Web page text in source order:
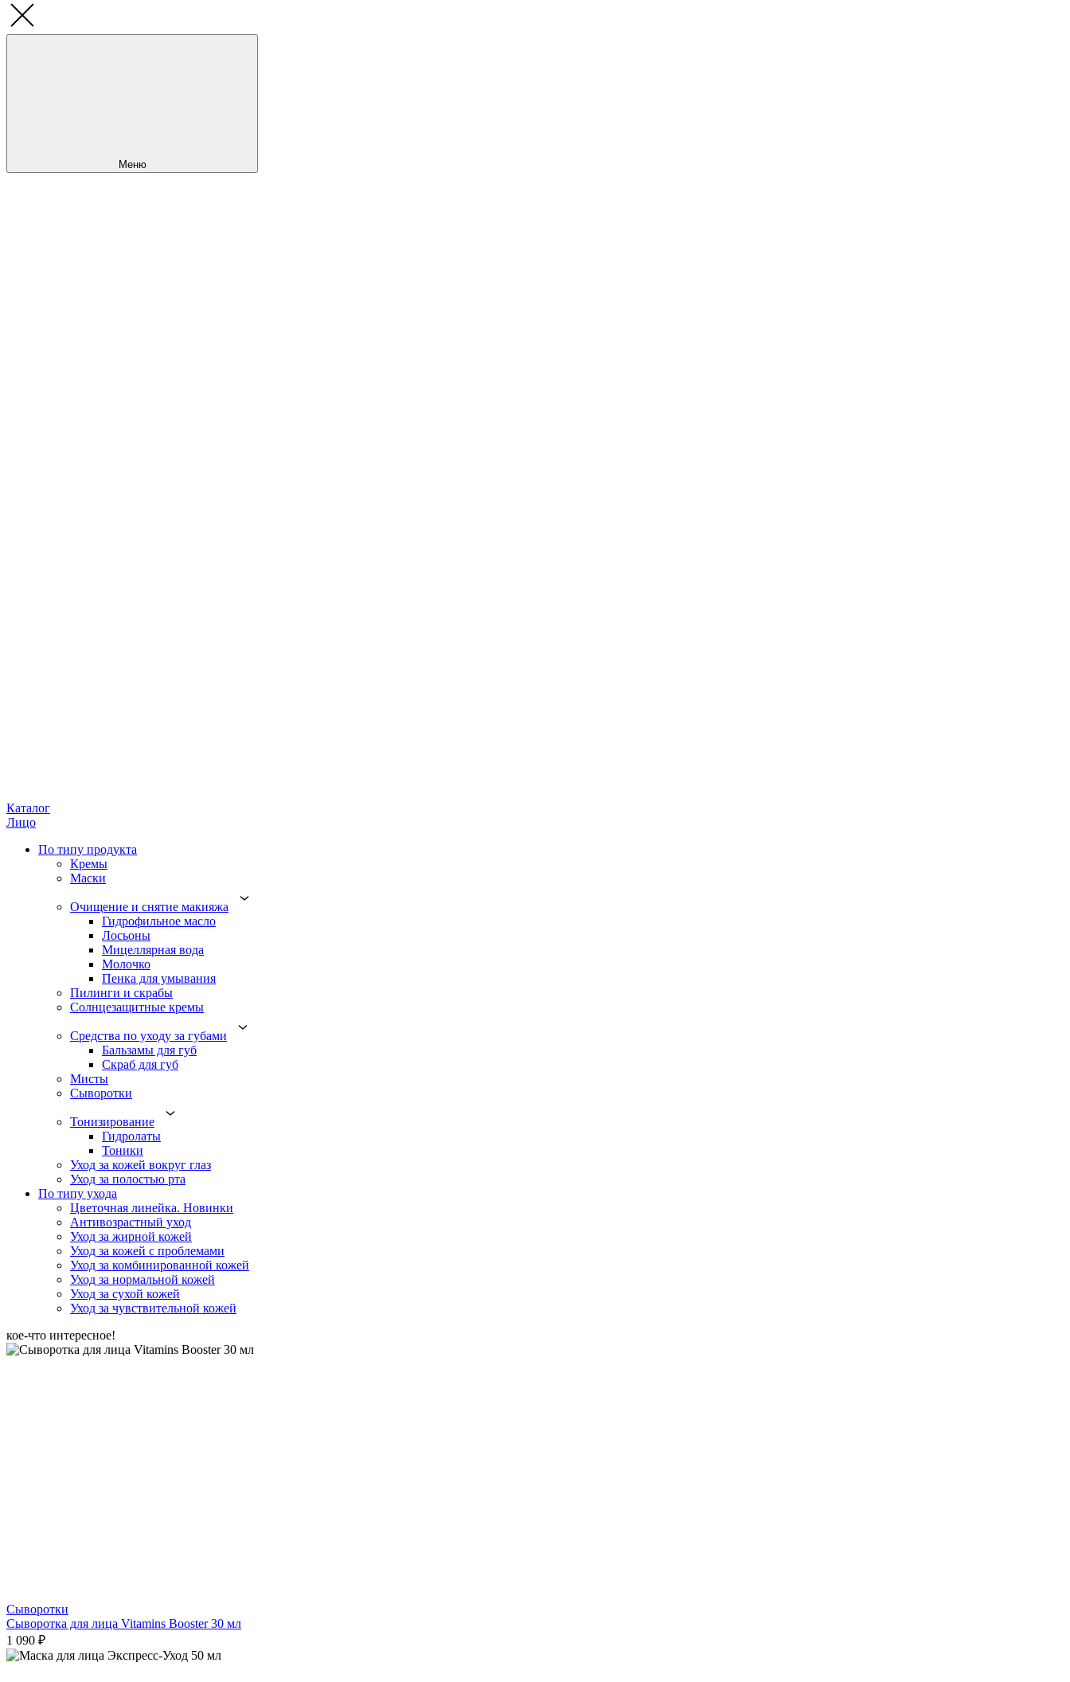
Меню
Каталог
Лицо
По типу продукта
Кремы
Маски
Очищение и снятие макияжа
Гидрофильное масло
Лосьоны
Мицеллярная вода
Молочко
Пенка для умывания
Пилинги и скрабы
Солнцезащитные кремы
Средства по уходу за губами
Бальзамы для губ
Скраб для губ
Мисты
Сыворотки
Тонизирование
Гидролаты
Тоники
Уход за кожей вокруг глаз
Уход за полостью рта
По типу ухода
Цветочная линейка. Новинки
Антивозрастный уход
Уход за жирной кожей
Уход за кожей с проблемами
Уход за комбинированной кожей
Уход за нормальной кожей
Уход за сухой кожей
Уход за чувствительной кожей
кое-что интересное!
Сыворотки
Сыворотка для лица Vitamins Booster 30 мл
1 090 ₽